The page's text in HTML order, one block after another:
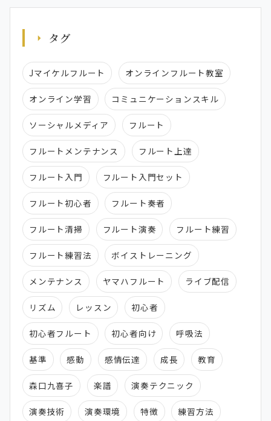
タグ
Jマイケルフルート オンラインフルート教室
オンライン学習 コミュニケーションスキル
ソーシャルメディア フルート
フルートメンテナンス フルート上達
フルート入門 フルート入門セット
フルート初心者 フルート奏者
フルート清掃 フルート演奏 フルート練習
フルート練習法 ボイストレーニング
メンテナンス ヤマハフルート ライブ配信
リズム レッスン 初心者
初心者フルート 初心者向け 呼吸法
基準 感動 感情伝達 成長 教育
森口九喜子 楽譜 演奏テクニック
演奏技術 演奏環境 特徴 練習方法